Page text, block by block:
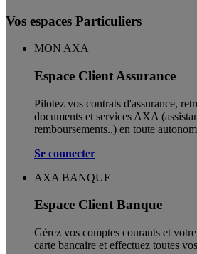
Vos espaces Particuliers
MON AXA
Espace Client Assurance
Pilotez vos contrats d'assurance,
documents et services AXA
remboursements..) en toute
Se connecter
AXA BANQUE
Espace Client Banque
Gérez vos comptes courants et
carte bancaire et effectuez toutes